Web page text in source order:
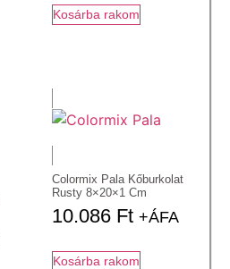
Kosárba rakom
Colormix Pala Kőburkolat
Rusty 8×20×1 Cm
10.086 Ft +ÁFA
Kosárba rakom